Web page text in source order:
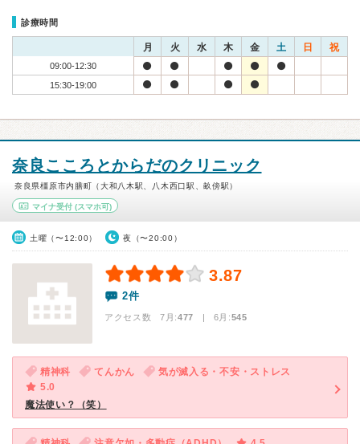
診療時間
月 火 水 木 金 土 日 祝
09:00-12:30
15:30-19:00
奈良こころとからだのクリニック
奈良県橿原市内膳町（大和八木駅、八木西口駅、畝傍駅）
マイナ受付 (スマホ可)
土曜（〜12:00） 夜（〜20:00）
3.87
2件
アクセス数 7月:477 | 6月:545
精神科 てんかん
気が滅入る・不安・ストレス
5.0
魔法使い？（笑）